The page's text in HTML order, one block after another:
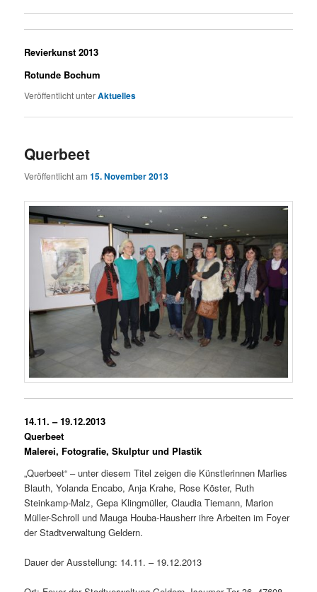
Revierkunst 2013
Rotunde Bochum
Veröffentlicht unterAktuelles
Querbeet
Veröffentlicht am15. November 2013
14.11. – 19.12.2013
Querbeet
Malerei, Fotografie, Skulptur und Plastik
„Querbeet“ – unter diesem Titel zeigen die Künstlerinnen Marlies
Blauth, Yolanda Encabo, Anja Krahe, Rose Köster, Ruth
Steinkamp-Malz, Gepa Klingmüller, Claudia Tiemann, Marion
Müller-Schroll und Mauga Houba-Hausherr ihre Arbeiten im Foyer
der Stadtverwaltung Geldern.
Dauer der Ausstellung: 14.11. – 19.12.2013